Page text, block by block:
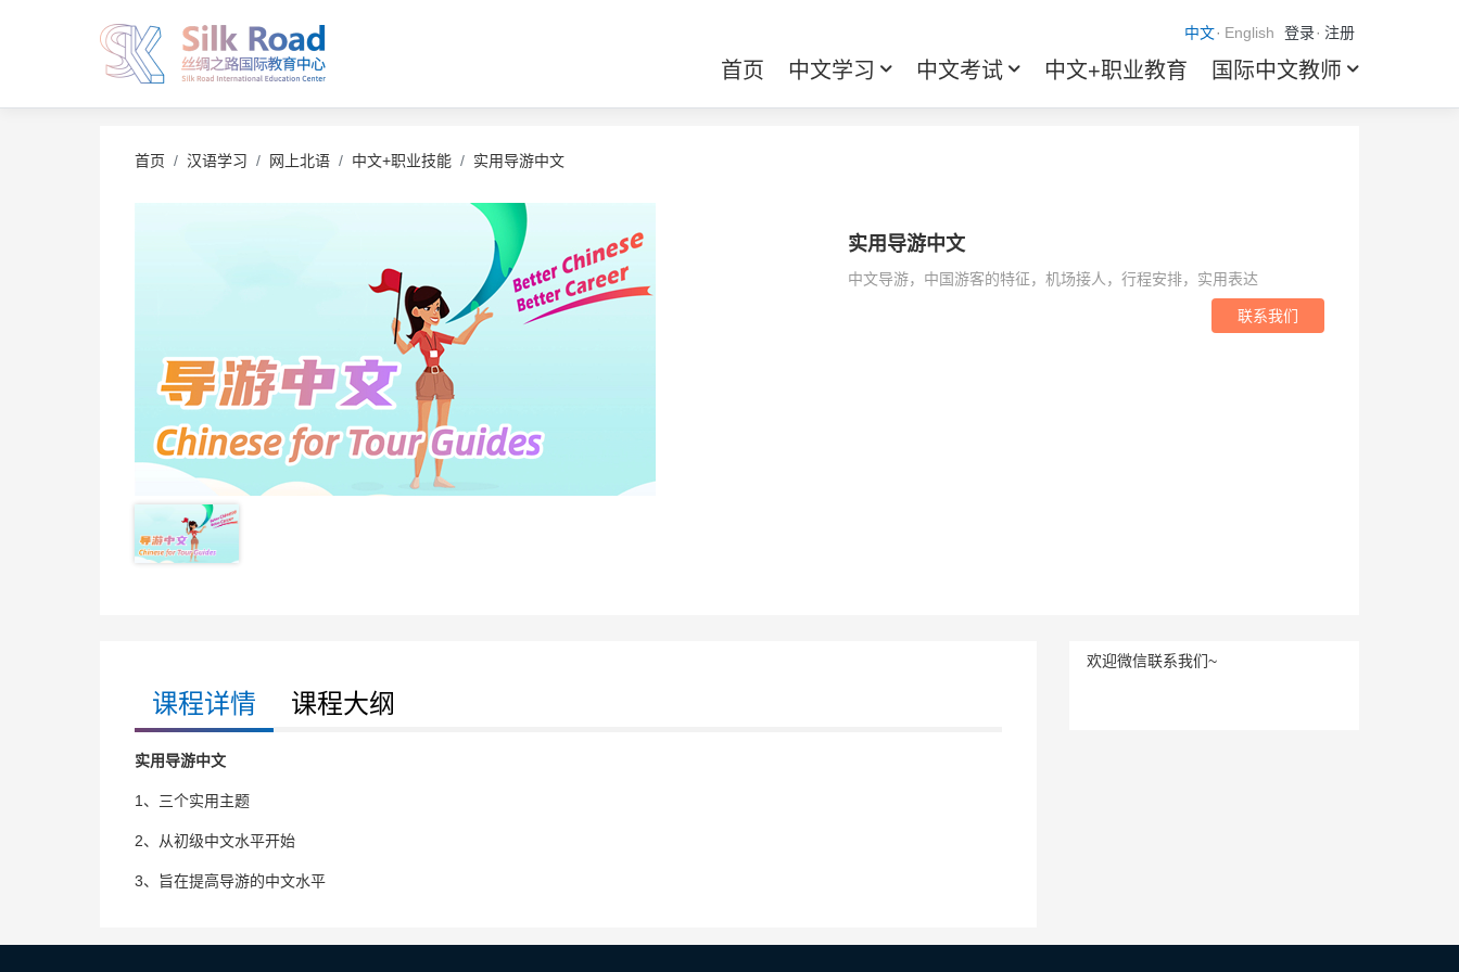
中文· English 登录· 注册
首页 中文学习 中文考试 中文+职业教育 国际中文教师
首页 汉语学习 网上北语 中文+职业技能 实用导游中文
实用导游中文
中文导游，中国游客的特征，机场接人，行程安排，实用表达
联系我们
课程详情 课程大纲
实用导游中文
1、三个实用主题
2、从初级中文水平开始
3、旨在提高导游的中文水平
欢迎微信联系我们~